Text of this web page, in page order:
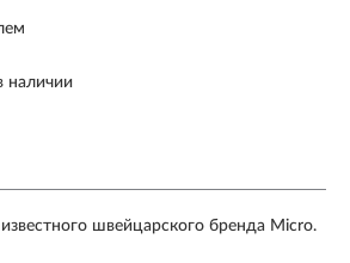
наличии
швейцарского бренда Micro.